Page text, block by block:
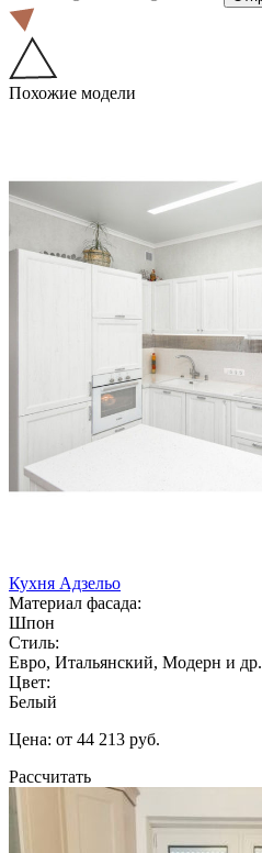
Похожие модели
Кухня Адзельо
Материал фасада:
Шпон
Стиль:
Евро, Итальянский, Модерн и др.
Цвет:
Белый
Цена: от 44 213 руб.
Рассчитать